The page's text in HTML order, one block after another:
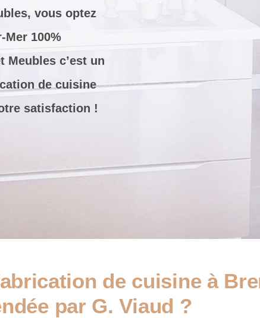
vous optez
100%
Meubles c’est un
de cuisine
satisfaction !
de cuisine à
par G. Viaud ?